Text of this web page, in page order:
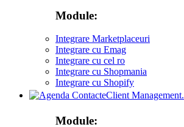
Module:
Integrare Marketplaceuri
Integrare cu Emag
Integrare cu cel ro
Integrare cu Shopmania
Integrare cu Shopify
Client Management.
Module: